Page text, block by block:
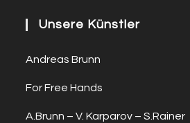
Unsere Künstler
Andreas Brunn
For Free Hands
A.Brunn – V. Karparov – S.Rainer